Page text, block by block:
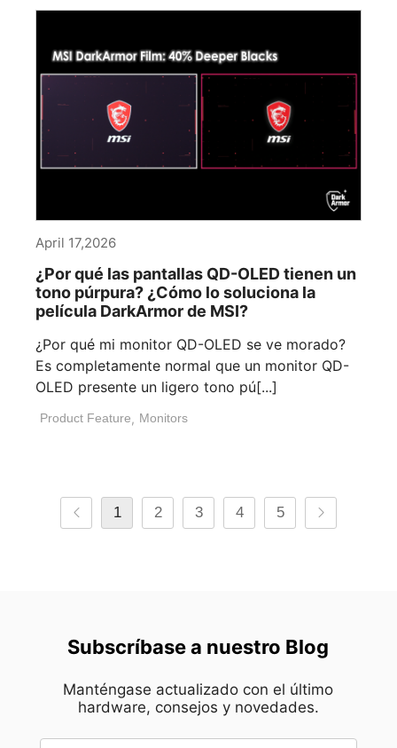
April 17,2026
¿Por qué las pantallas QD-OLED tienen un
tono púrpura? ¿Cómo lo soluciona la
película DarkArmor de MSI?
¿Por qué mi monitor QD-OLED se ve morado?
Es completamente normal que un monitor QD-
OLED presente un ligero tono pú[...]
Product Feature, Monitors
1 2 3 4 5
Subscríbase a nuestro Blog
Manténgase actualizado con el último
hardware, consejos y novedades.